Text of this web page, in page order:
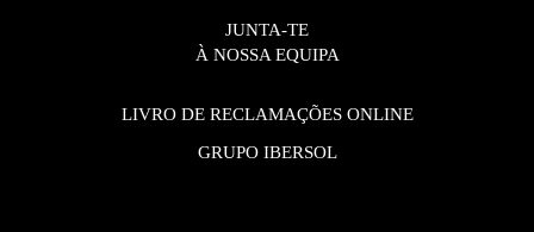
JUNTA-TE
À NOSSA EQUIPA
LIVRO DE RECLAMAÇÕES ONLINE
GRUPO IBERSOL